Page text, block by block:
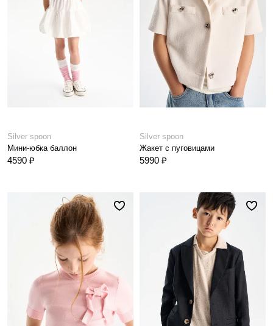
Silver spoon
Мини-юбка баллон
4590 ₽
Silver spoon
Жакет с пуговицами
5990 ₽